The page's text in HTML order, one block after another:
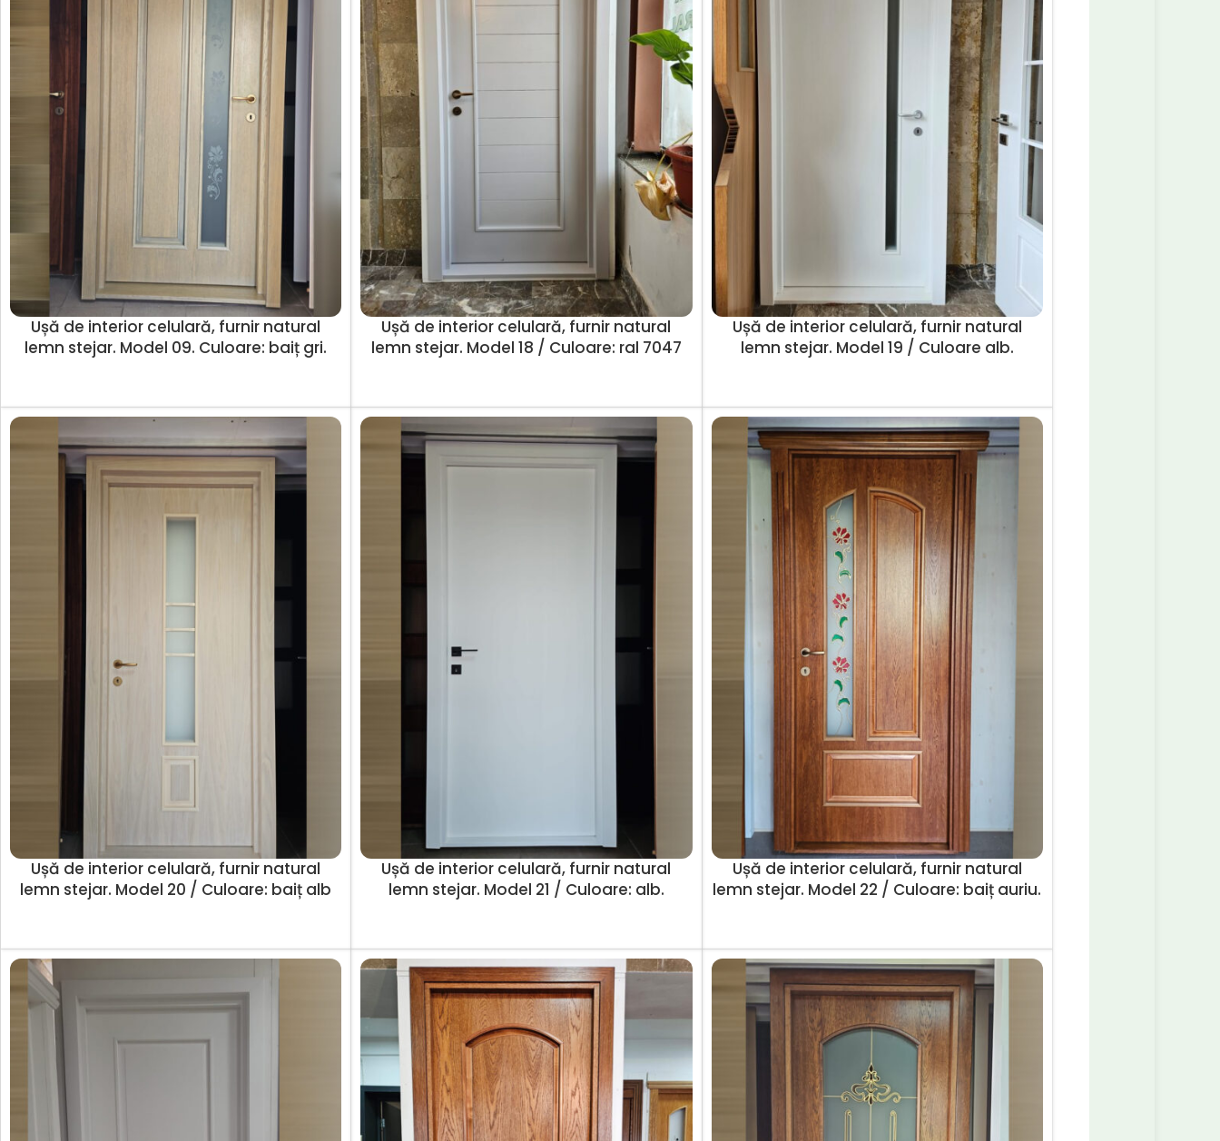
Ușă de interior celulară, furnir natural
lemn stejar. Model 09. Culoare: baiț gri.
Ușă de interior celulară, furnir natural
lemn stejar. Model 18 / Culoare: ral 7047
Ușă de interior celulară, furnir natural
lemn stejar. Model 19 / Culoare alb.
Ușă de interior celulară, furnir natural
lemn stejar. Model 20 / Culoare: baiț alb
Ușă de interior celulară, furnir natural
lemn stejar. Model 21 / Culoare: alb.
Ușă de interior celulară, furnir natural
lemn stejar. Model 22 / Culoare: baiț auriu.